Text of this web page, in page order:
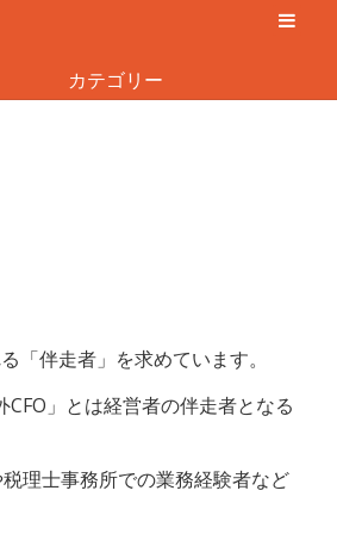
カテゴリー
「伴走者」を求めています。
」とは経営者の伴走者となる
理士事務所での業務経験者など